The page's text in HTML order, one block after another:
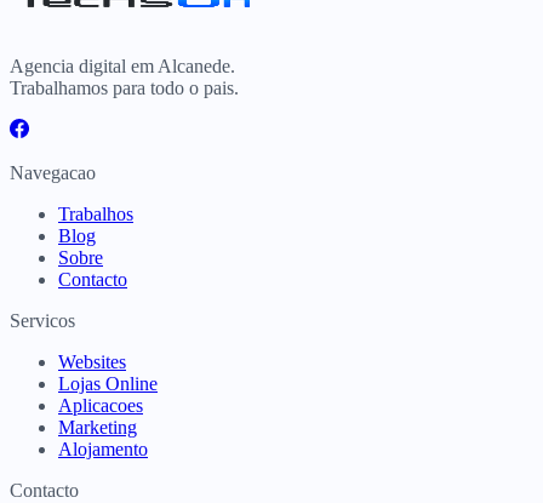
Agencia digital em Alcanede.
Trabalhamos para todo o pais.
Navegacao
Trabalhos
Blog
Sobre
Contacto
Servicos
Websites
Lojas Online
Aplicacoes
Marketing
Alojamento
Contacto